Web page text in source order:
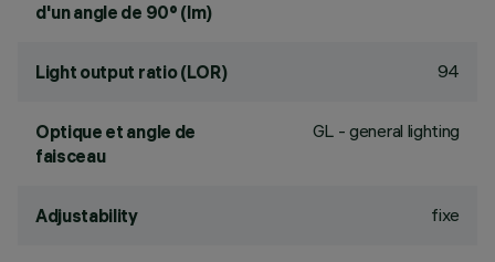
d'un angle de 90° (lm)
Light output ratio (LOR) 94
Optique et angle de
faisceau
GL - general lighting
Adjustability fixe